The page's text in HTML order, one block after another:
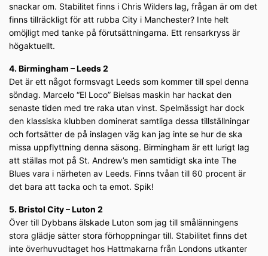
snackar om. Stabilitet finns i Chris Wilders lag, frågan är om det
finns tillräckligt för att rubba City i Manchester? Inte helt
omöjligt med tanke på förutsättningarna. Ett rensarkryss är
högaktuellt.
4. Birmingham – Leeds 2
Det är ett något formsvagt Leeds som kommer till spel denna
söndag. Marcelo “El Loco” Bielsas maskin har hackat den
senaste tiden med tre raka utan vinst. Spelmässigt har dock
den klassiska klubben dominerat samtliga dessa tillställningar
och fortsätter de på inslagen väg kan jag inte se hur de ska
missa uppflyttning denna säsong. Birmingham är ett lurigt lag
att ställas mot på St. Andrew’s men samtidigt ska inte The
Blues vara i närheten av Leeds. Finns tvåan till 60 procent är
det bara att tacka och ta emot. Spik!
5. Bristol City – Luton 2
Över till Dybbans älskade Luton som jag till smålänningens
stora glädje sätter stora förhoppningar till. Stabilitet finns det
inte överhuvudtaget hos Hattmakarna från Londons utkanter